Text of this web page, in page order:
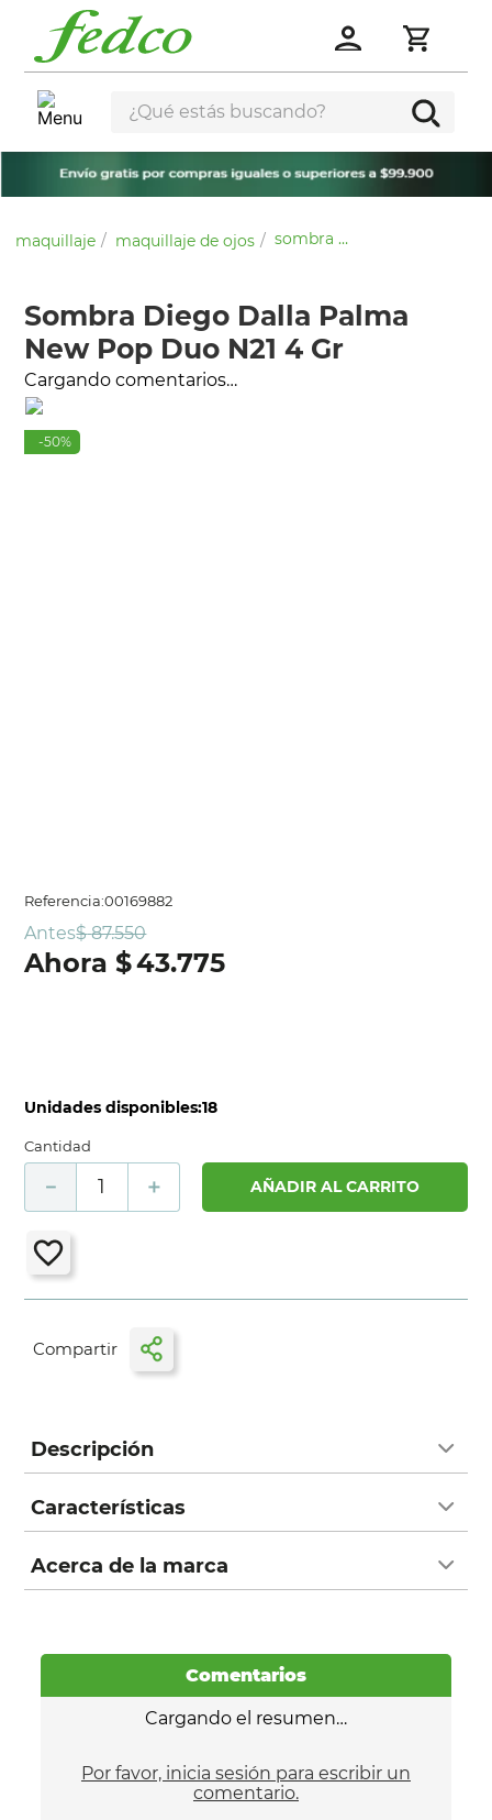
¿Qué estás buscando?
maquillaje maquillaje de ojos sombra diego dalla palma new pop duo n21 4 gr
Sombra Diego Dalla Palma
New Pop Duo N21 4 Gr
Cargando comentarios…
-50%
Referencia:00169882
Antes$ 87.550
$43.775
Unidades disponibles:18
Cantidad
＋
－ AÑADIR AL CARRITO
Descripción
Características
Acerca de la marca
Comentarios
Cargando el resumen…
Por favor, inicia sesión para escribir un
comentario.